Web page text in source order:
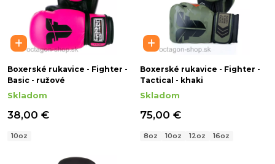
Boxerské rukavice - Fighter -
Basic - ružové
Skladom
38,00 €
10oz
Boxerské rukavice - Fighter -
Tactical - khaki
Skladom
75,00 €
8oz 10oz 12oz 16oz